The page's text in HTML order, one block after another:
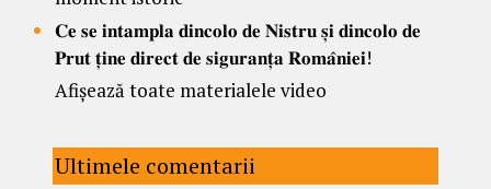
𝐂𝐞 𝐬𝐞 𝐢𝐧𝐭𝐚𝐦𝐩𝐥𝐚 𝐝𝐢𝐧𝐜𝐨𝐥𝐨 𝐝𝐞 𝐍𝐢𝐬𝐭𝐫𝐮 𝐬̦𝐢 𝐝𝐢𝐧𝐜𝐨𝐥𝐨 𝐝𝐞
𝐏𝐫𝐮𝐭 𝐭̦𝐢𝐧𝐞 𝐝𝐢𝐫𝐞𝐜𝐭 𝐝𝐞 𝐬𝐢𝐠𝐮𝐫𝐚𝐧𝐭̦𝐚 𝐑𝐨𝐦𝐚̂𝐧𝐢𝐞𝐢!
Afișează toate materialele video
Ultimele comentarii